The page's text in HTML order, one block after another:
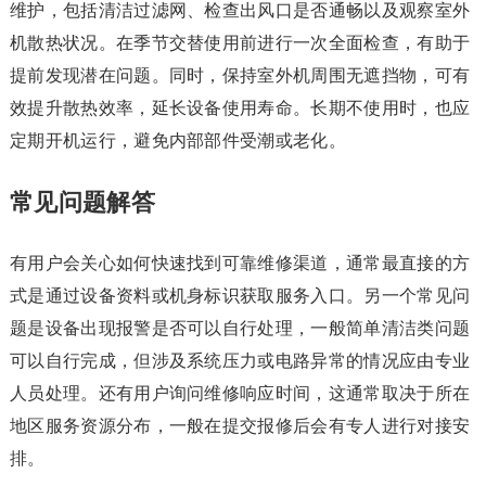
维护，包括清洁过滤网、检查出风口是否通畅以及观察室外
机散热状况。在季节交替使用前进行一次全面检查，有助于
提前发现潜在问题。同时，保持室外机周围无遮挡物，可有
效提升散热效率，延长设备使用寿命。长期不使用时，也应
定期开机运行，避免内部部件受潮或老化。
常见问题解答
有用户会关心如何快速找到可靠维修渠道，通常最直接的方
式是通过设备资料或机身标识获取服务入口。另一个常见问
题是设备出现报警是否可以自行处理，一般简单清洁类问题
可以自行完成，但涉及系统压力或电路异常的情况应由专业
人员处理。还有用户询问维修响应时间，这通常取决于所在
地区服务资源分布，一般在提交报修后会有专人进行对接安
排。